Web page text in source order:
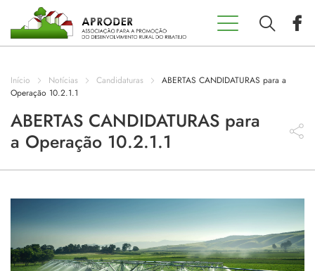
Aproder
EDL 20.30
Concursos
Programas
Início Notícias Candidaturas
ABERTAS CANDIDATURAS para a
Operação 10.2.1.1
ABERTAS CANDIDATURAS para
a Operação 10.2.1.1